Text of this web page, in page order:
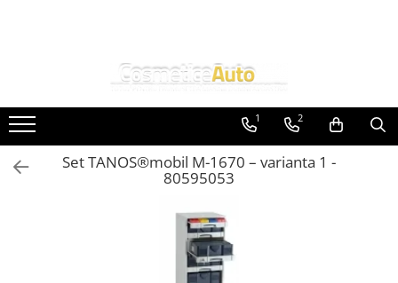
Pistoale pentru lac / clear
Pistoale pentru vopsea (bază) /
base coat
Pistoale pentru grund (primer /
Pistoale de vopsit auto pentru retuș
Superior Set pistoale de vopsit
1 2
Set TANOS®mobil M-1670 – varianta 1 -
80595053